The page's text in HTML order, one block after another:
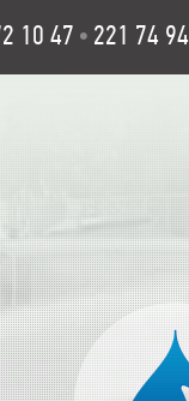
10 47 • 221 74 94